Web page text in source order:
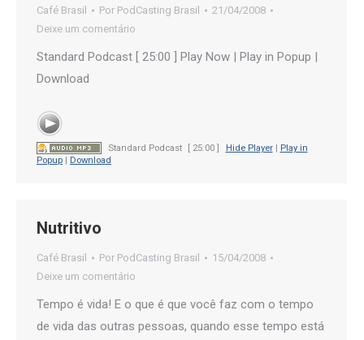
Café Brasil Por PodCasting Brasil
21/04/2008
Deixe um comentário
Standard Podcast [ 25:00 ] Play Now | Play in Popup |
Download
Standard Podcast [ 25:00 ] Hide Player| Play in
Popup
Download
Nutritivo
Café Brasil Por PodCasting Brasil
15/04/2008
Deixe um comentário
Tempo é vida! E o que é que você faz com o tempo
de vida das outras pessoas, quando esse tempo está